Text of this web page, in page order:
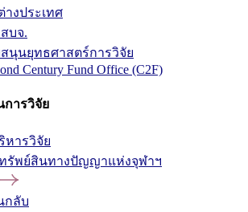
งประเทศ
บจ.
นุนยุทธศาสตร์การวิจัย
Century Fund Office (C2F)
การวิจัย
หารวิจัย
รัพย์สินทางปัญญาแห่งจุฬาฯ
กลับ